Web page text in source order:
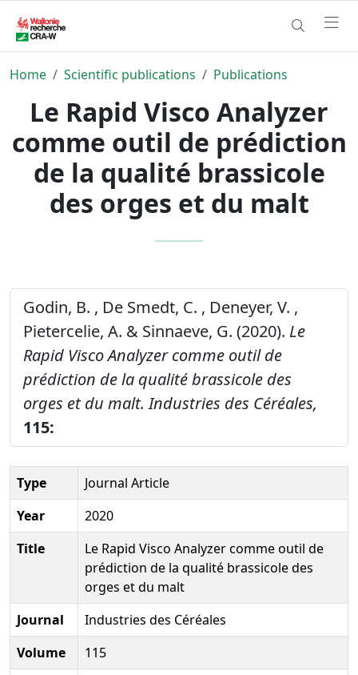
Home Scientific publications Publications
Le Rapid Visco Analyzer
comme outil de prédiction
de la qualité brassicole
des orges et du malt
Godin, B. , De Smedt, C. , Deneyer, V. ,
Pietercelie, A. & Sinnaeve, G. (2020). Le
Rapid Visco Analyzer comme outil de
prédiction de la qualité brassicole des
orges et du malt. Industries des Céréales,
115:
Type
Journal Article
Year
2020
Title
Le Rapid Visco Analyzer comme outil de
prédiction de la qualité brassicole des
orges et du malt
Journal
Industries des Céréales
Volume
115